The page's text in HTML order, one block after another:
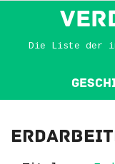
Die Liste der